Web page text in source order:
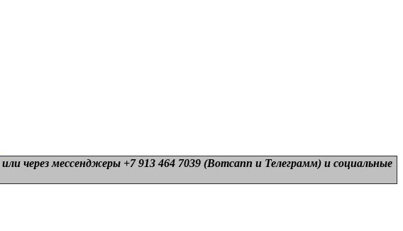
или через мессенджеры +7 913 464 7039 (Вотсапп и Телеграмм) и социальные